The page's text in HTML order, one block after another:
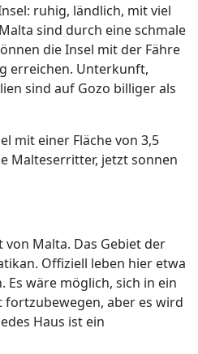
ruhig, ländlich, mit viel
sind durch eine schmale
die Insel mit der Fähre
erreichen. Unterkunft,
sind auf Gozo billiger als
mit einer Fläche von 3,5
Malteserritter, jetzt sonnen
Malta. Das Gebiet der
Offiziell leben hier etwa
Es wäre möglich, sich in ein
fortzubewegen, aber es wird
Haus ist ein